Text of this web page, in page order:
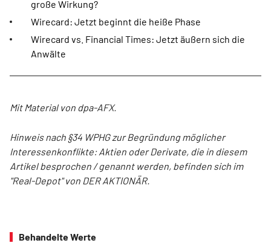
große Wirkung?
Wirecard: Jetzt beginnt die heiße Phase
Wirecard vs. Financial Times: Jetzt äußern sich die
Anwälte
Mit Material von dpa-AFX.
Hinweis nach §34 WPHG zur Begründung möglicher
Interessenkonflikte: Aktien oder Derivate, die in diesem
Artikel besprochen / genannt werden, befinden sich im
"Real-Depot" von DER AKTIONÄR.
Behandelte Werte